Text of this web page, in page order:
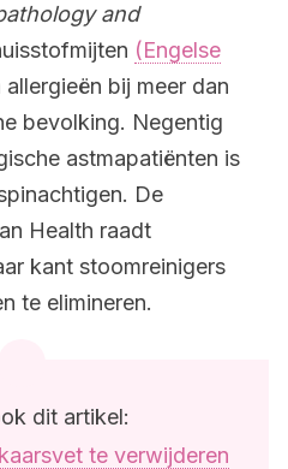
and
(Engelse
bij meer dan
bevolking. Negentig
astmapatiënten is
De
Health raadt
kant stoomreinigers
te elimineren.
dit artikel:
te verwijderen